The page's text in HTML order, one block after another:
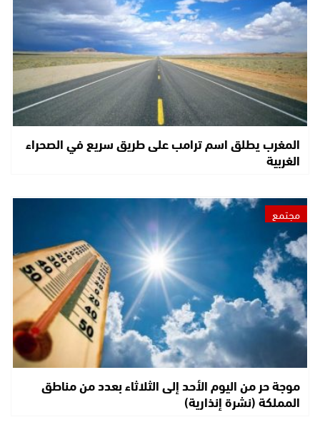
المغرب يطلق اسم ترامب على طريق سريع في الصحراء
الغربية
مجتمع
موجة حر من اليوم الأحد إلى الثلاثاء بعدد من مناطق
المملكة (نشرة إنذارية)